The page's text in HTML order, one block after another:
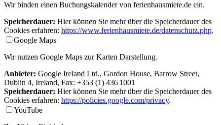
Wir binden einen Buchungskalender von ferienhausmiete.de ein.
Speicherdauer: Hier können Sie mehr über die Speicherdauer des
Cookies erfahren: https://www.ferienhausmiete.de/datenschutz.php.
Google Maps
Wir nutzen Google Maps zur Karten Darstellung.
Anbieter: Google Ireland Ltd., Gordon House, Barrow Street,
Dublin 4, Ireland, Fax: +353 (1) 436 1001
Speicherdauer: Hier können Sie mehr über die Speicherdauer des
Cookies erfahren: https://policies.google.com/privacy.
YouTube